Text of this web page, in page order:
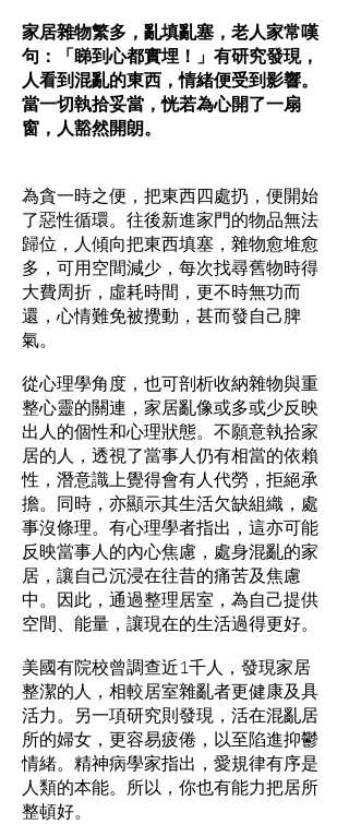
家居雜物繁多，亂填亂塞，老人家常嘆
句：「睇到心都實埋！」有研究發現，
人看到混亂的東西，情緒便受到影響。
當一切執拾妥當，恍若為心開了一扇
窗，人豁然開朗。
為貪一時之便，把東西四處扔，便開始
了惡性循環。往後新進家門的物品無法
歸位，人傾向把東西填塞，雜物愈堆愈
多，可用空間減少，每次找尋舊物時得
大費周折，虛耗時間，更不時無功而
還，心情難免被攪動，甚而發自己脾
氣。
從心理學角度，也可剖析收納雜物與重
整心靈的關連，家居亂像或多或少反映
出人的個性和心理狀態。不願意執拾家
居的人，透視了當事人仍有相當的依賴
性，潛意識上覺得會有人代勞，拒絕承
擔。同時，亦顯示其生活欠缺組織，處
事沒條理。有心理學者指出，這亦可能
反映當事人的內心焦慮，處身混亂的家
居，讓自己沉浸在往昔的痛苦及焦慮
中。因此，通過整理居室，為自己提供
空間、能量，讓現在的生活過得更好。
美國有院校曾調查近1千人，發現家居
整潔的人，相較居室雜亂者更健康及具
活力。另一項研究則發現，活在混亂居
所的婦女，更容易疲倦，以至陷進抑鬱
情緒。精神病學家指出，愛規律有序是
人類的本能。所以，你也有能力把居所
整頓好。